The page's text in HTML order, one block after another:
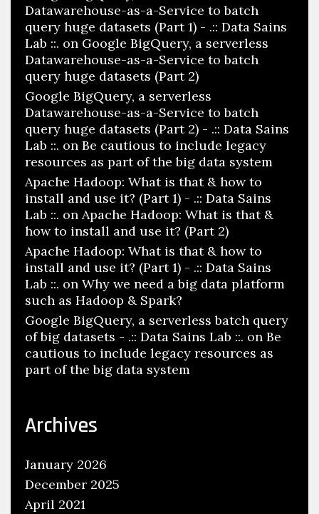
Datawarehouse-as-a-Service to batch
query huge datasets (Part 1) - .:: Data Sains
Lab ::. on Google BigQuery, a serverless
Datawarehouse-as-a-Service to batch
query huge datasets (Part 2)
Google BigQuery, a serverless
Datawarehouse-as-a-Service to batch
query huge datasets (Part 2) - .:: Data Sains
Lab ::. on Be cautious to include legacy
resources as part of the big data system
Apache Hadoop: What is that & how to
install and use it? (Part 1) - .:: Data Sains
Lab ::. on Apache Hadoop: What is that &
how to install and use it? (Part 2)
Apache Hadoop: What is that & how to
install and use it? (Part 1) - .:: Data Sains
Lab ::. on Why we need a big data platform
such as Hadoop & Spark?
Google BigQuery, a serverless batch query
of big datasets - .:: Data Sains Lab ::. on Be
cautious to include legacy resources as
part of the big data system
Archives
January 2026
December 2025
April 2021